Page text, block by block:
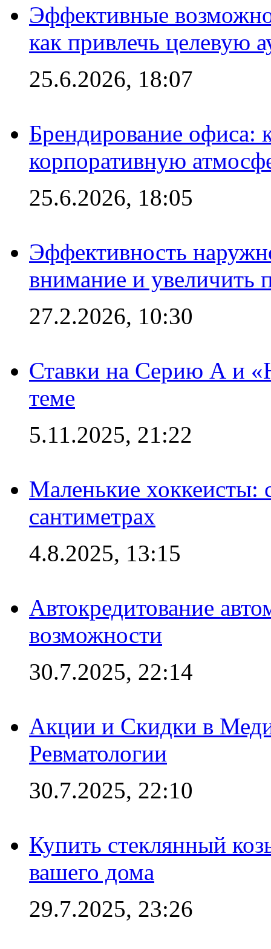
Эффективные
как привлечь целевую
25.6.2026, 18:07
Брендирование офиса:
корпоративную
25.6.2026, 18:05
Эффективность
внимание и увеличить
27.2.2026, 10:30
Ставки на Серию А и
теме
5.11.2025, 21:22
Маленькие хоккеисты:
сантиметрах
4.8.2025, 13:15
Автокредитование
возможности
30.7.2025, 22:14
Акции и Скидки в
Ревматологии
30.7.2025, 22:10
Купить стеклянный
вашего дома
29.7.2025, 23:26